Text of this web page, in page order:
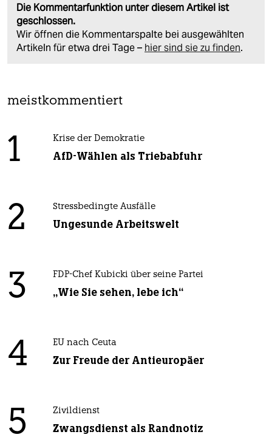
Die Kommentarfunktion unter diesem Artikel ist
geschlossen.
Wir öffnen die Kommentarspalte bei ausgewählten
Artikeln für etwa drei Tage – hier sind sie zu finden.
meistkommentiert
1 Krise der Demokratie
AfD-Wählen als Triebabfuhr
2 Stressbedingte Ausfälle
Ungesunde Arbeitswelt
3 FDP-Chef Kubicki über seine Partei
„Wie Sie sehen, lebe ich“
4 EU nach Ceuta
Zur Freude der Antieuropäer
5 Zivildienst
Zwangsdienst als Randnotiz